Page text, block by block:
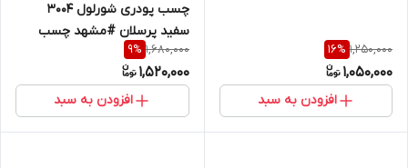
1,250,000
16%
1,050,000
افزودن به سبد
چسب پودری شورلول 3004
سفید پرسلان #مشهد چسب
1,680,000
9%
1,520,000
افزودن به سبد